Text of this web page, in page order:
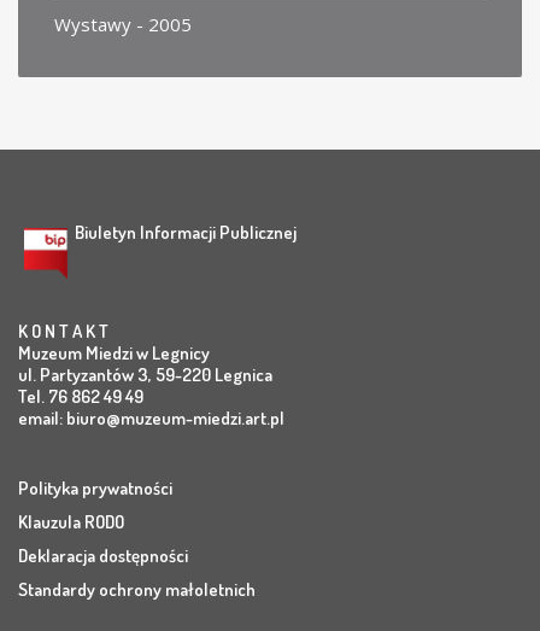
Wystawy - 2005
Biuletyn Informacji Publicznej
K O N T A K T
Muzeum Miedzi w Legnicy
ul. Partyzantów 3, 59-220 Legnica
Tel. 76 862 49 49
email: biuro@muzeum-miedzi.art.pl
Polityka prywatności
Klauzula RODO
Deklaracja dostępności
Standardy ochrony małoletnich